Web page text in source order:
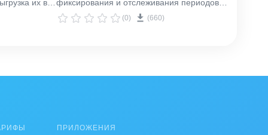
их в
фиксирования и отслеживания периодов
оплаты.
(0) (660)
ПРИЛОЖЕНИЯ